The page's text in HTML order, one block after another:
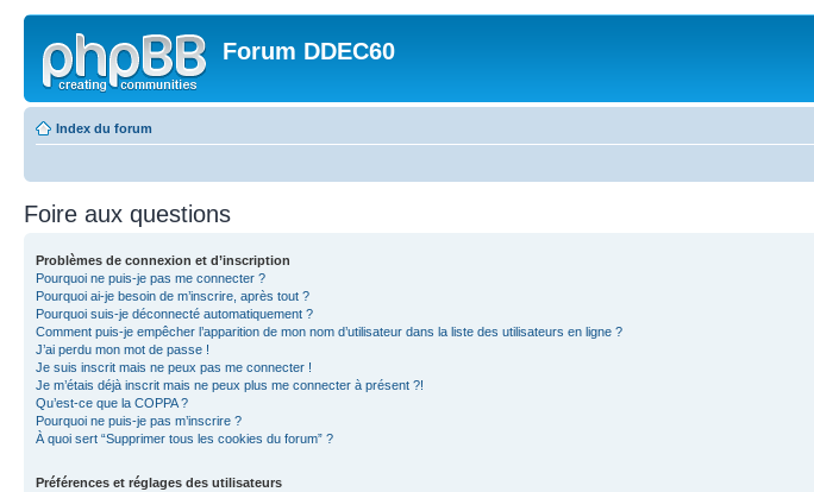
Forum DDEC60
Index du forum
Foire aux questions
Problèmes de connexion et d’inscription
Pourquoi ne puis-je pas me connecter ?
Pourquoi ai-je besoin de m’inscrire, après tout ?
Pourquoi suis-je déconnecté automatiquement ?
Comment puis-je empêcher l’apparition de mon nom d’utilisateur dans la liste des utilisateurs en ligne ?
J’ai perdu mon mot de passe !
Je suis inscrit mais ne peux pas me connecter !
Je m’étais déjà inscrit mais ne peux plus me connecter à présent ?!
Qu’est-ce que la COPPA ?
Pourquoi ne puis-je pas m’inscrire ?
À quoi sert “Supprimer tous les cookies du forum” ?
Préférences et réglages des utilisateurs